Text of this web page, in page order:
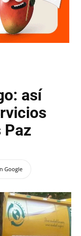
así
Paz
Google